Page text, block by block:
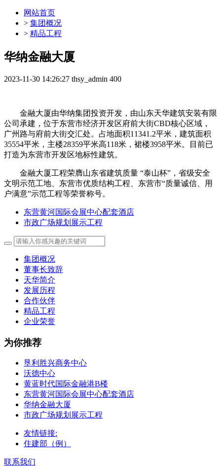
网站首页
> 集团概况
> 精品工程
华纳金融大厦
2023-11-30 14:26:27 thsy_admin 400
金融大厦由华纳集团投资开发，由山东天华建筑安装有限
公司承建，位于东营市经济开发区府前大街CBD核心区域，
广州路与府前大街交汇处。占地面积11341.2平米，建筑面积
35554平米，主楼28359平米高118米，裙楼3958平米。目前已
打造为东营市开发区地标性建筑。
金融大厦工程荣膺山东省建筑质量 “泰山杯”，省级安全
文明示范工地、东营市优质结构工程、东营市“质量诚信、用
户满意”示范工程等荣誉称号。
东营黄河国际会展中心配套酒店
市政广场规划展示工程
集团概况
董事长致辞
天华简介
发展历程
合作伙伴
精品工程
企业荣誉
为你推荐
垦利胜兴商务中心
沃德中心
黄蓝时代国际金融港B楼
东营黄河国际会展中心配套酒店
华纳金融大厦
市政广场规划展示工程
友情链接:
住建部（例）
联系我们